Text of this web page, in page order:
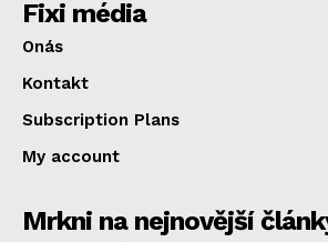
Fixi média
Onás
Kontakt
Subscription Plans
My account
Mrkni na nejnovější